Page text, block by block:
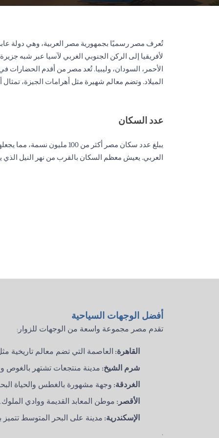
تُعرف مصر رسميًا بجمهورية مصر العربية، وهي دولة
لأفريقيا إلى الركن الجنوبي الغربي لآسيا عبر شبه
الأحمر، السودان، وليبيا. تُعد مصر من أقدم الحضارات
الميلاد. وتضم معالم شهيرة مثل أهرامات الجيزة، تمثال
عدد السكان
يبلغ عدد سكان مصر أكثر من 100
العربي. يعيش معظم السكان بالقرب من نهر النيل الذي
أفضل الوجهات السياحية
تقدم مصر مجموعة واسعة من الوجهات للزوار :
القاهرة: العاصمة التي تضم معالم تاريخية
شرم الشيخ: مدينة منتجعات تشتهر بالغوص
الغردقة: وجهة مشهورة بالغطس والحياة
الأقصر : موطن المعابد القديمة ووادي الملوك.
الإسكندرية: مدينة على البحر المتوسط تتميز
.